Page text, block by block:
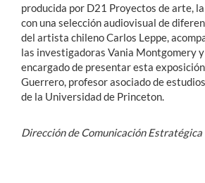
producida por D21 Proyectos de arte,
con una selección audiovisual de
del artista chileno Carlos Leppe,
las investigadoras Vania Montgomery
encargado de presentar esta
Guerrero, profesor asociado de
de la Universidad de Princeton.
Dirección de Comunicación Estratégica